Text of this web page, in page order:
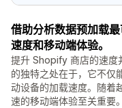
借助分析数据预加载
速度和移动端体验。
提升 Shopify 商店的速度
的独特之处在于，它不仅
动设备的加载速度。随着
速的移动端体验至关重要